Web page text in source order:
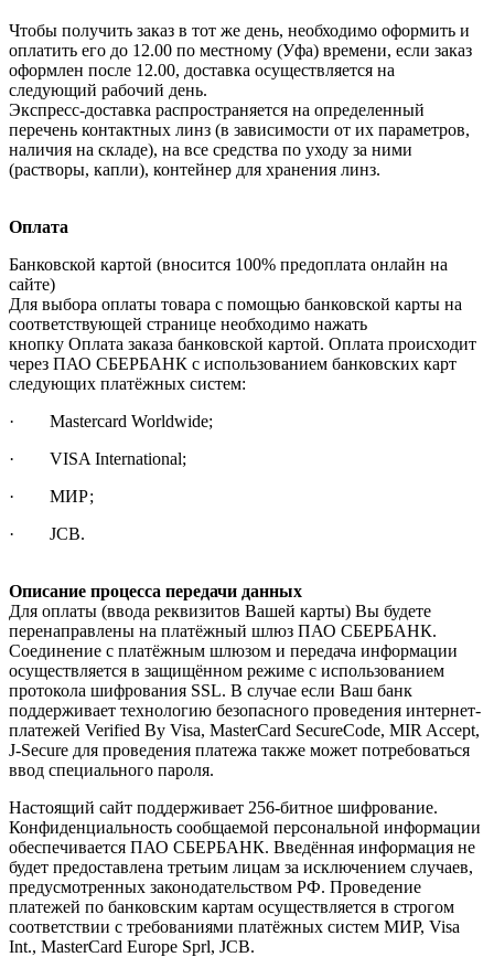
Чтобы получить заказ в тот же день, необходимо оформить и
оплатить его до 12.00 по местному (Уфа) времени, если заказ
оформлен после 12.00, доставка осуществляется на
следующий рабочий день.
Экспресс-доставка распространяется на определенный
перечень контактных линз (в зависимости от их параметров,
наличия на складе), на все средства по уходу за ними
(растворы, капли), контейнер для хранения линз.
Оплата
Банковской картой (вносится 100% предоплата онлайн на
сайте)
Для выбора оплаты товара с помощью банковской карты на
соответствующей странице необходимо нажать
кнопку Оплата заказа банковской картой. Оплата происходит
через ПАО СБЕРБАНК с использованием банковских карт
следующих платёжных систем:
· Mastercard Worldwide;
· VISA International;
· МИР;
· JCB.
Описание процесса передачи данных
Для оплаты (ввода реквизитов Вашей карты) Вы будете
перенаправлены на платёжный шлюз ПАО СБЕРБАНК.
Соединение с платёжным шлюзом и передача информации
осуществляется в защищённом режиме с использованием
протокола шифрования SSL. В случае если Ваш банк
поддерживает технологию безопасного проведения интернет-
платежей Verified By Visa, MasterCard SecureCode, MIR Accept,
J-Secure для проведения платежа также может потребоваться
ввод специального пароля.
Настоящий сайт поддерживает 256-битное шифрование.
Конфиденциальность сообщаемой персональной информации
обеспечивается ПАО СБЕРБАНК. Введённая информация не
будет предоставлена третьим лицам за исключением случаев,
предусмотренных законодательством РФ. Проведение
платежей по банковским картам осуществляется в строгом
соответствии с требованиями платёжных систем МИР, Visa
Int., MasterCard Europe Sprl, JCB.